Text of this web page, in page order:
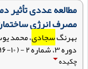
مطالعه عددی تأثیر
مصرف انرژی ساختمان
بهرنگسجادی، محمد
دوره ۳، شماره ۲ - ( ۱۰-۱۳۹۶ )
چکیده